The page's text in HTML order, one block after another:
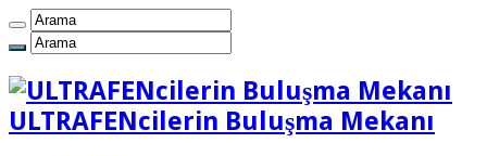
ULTRAFENcilerin Buluşma Mekanı